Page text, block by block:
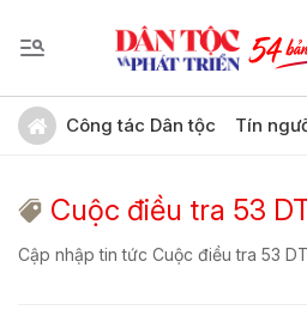
Công tác Dân tộc Tín
Cuộc điều tra 53
Cập nhập tin tức Cuộc điều tra 53